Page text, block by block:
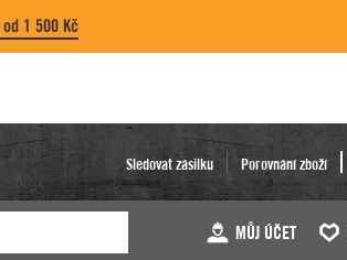
1 500 Kč
Sledovat zásilku Porovnání zboží
MŮJ ÚČET